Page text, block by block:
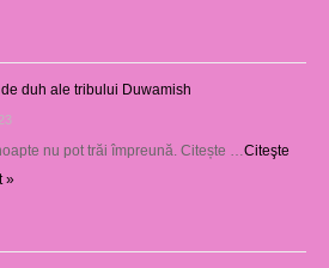
duh ale tribului Duwamish
nu pot trăi împreună. Citește … Citeşte
»